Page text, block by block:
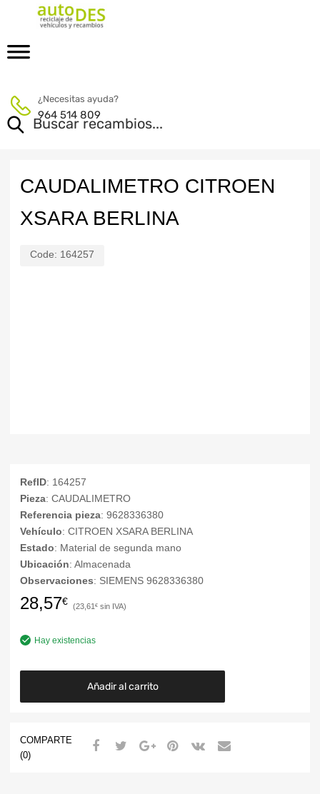
¿Necesitas ayuda?
964 514 809
CAUDALIMETRO CITROEN
XSARA BERLINA
Code: 164257
RefID: 164257
Pieza: CAUDALIMETRO
Referencia pieza: 9628336380
Vehículo: CITROEN XSARA BERLINA
Estado: Material de segunda mano
Ubicación: Almacenada
Observaciones: SIEMENS 9628336380
28,57€ 23,61 €
Hay existencias
Añadir al carrito
COMPARTE
(0)